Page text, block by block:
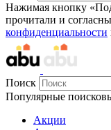
Нажимая кнопку
прочитали и
конфиденциальности
Поиск
Популярные
Акции